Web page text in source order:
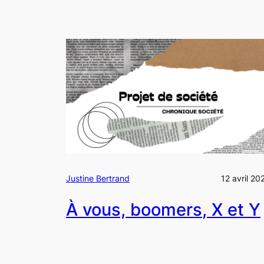
Justine Bertrand 12 avril
À vous, boomers, X et Y